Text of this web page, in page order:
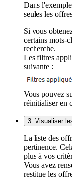
Dans
seules les
Si vous
certains mots-
recherche.
Les filtres
suivante :
Vous pouvez
réinitialiser en
3. Visualiser
La liste des
pertinence.
plus à vos
Vous avez
restitue les